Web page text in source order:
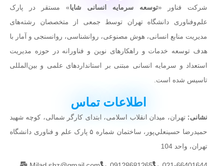
شرکت فناور «توسعه سرمایه انسانی شایا» مستقر در پارک
علم‌وفناوری دانشگاه تهران توسط جمعی از متخصصان رشته‌های
مدیریت منابع انسانی، هوش مصنوعی، روانشناسی، روانسنجی و آمار با
هدف توسعه خدمات و راهکارهای نوین و فناورانه در حوزه مدیریت
استعداد و سرمایه انسانی مبتنی بر استانداردهای علمی و بین‌المللی
تاسیس شده است.
اطلاعات تماس
نشانی: تهران، میدان انقلاب اسلامی، ابتدای کارگر شمالی، کوچه شهيد
حميدرضا حسينعلي‌پور، ساختمان شماره ۵ پارک علم و فناوری دانشگاه
تهران، واحد 104